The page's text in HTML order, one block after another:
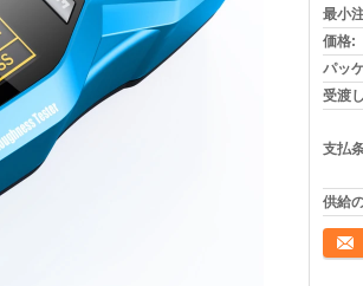
最小
価格:
パッ
受渡
支払
供給
連絡